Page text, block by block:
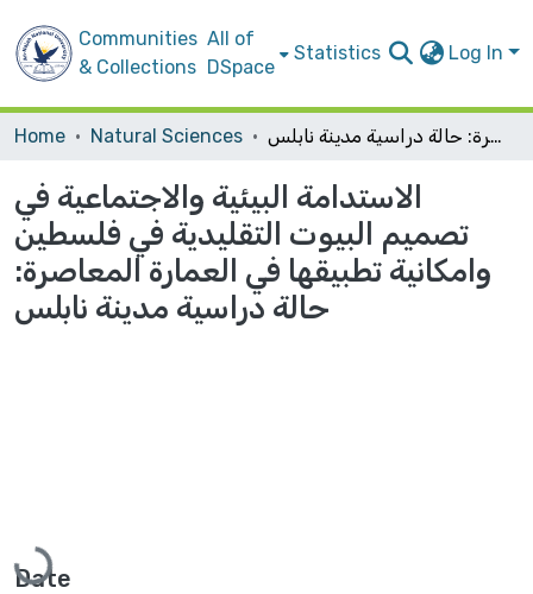
Communities
& Collections
All of
DSpace
Statistics Log In
Home Natural Sciences الاستدامة البيئية والاجتماعية في تصميم البيوت التقليدية في فلسطين وامكانية تطبيقها في العمارة المعاصرة: حالة دراسية مدينة نابلس
الاستدامة البيئية والاجتماعية في
تصميم البيوت التقليدية في فلسطين
وامكانية تطبيقها في العمارة المعاصرة:
حالة دراسية مدينة نابلس
Loading...
Date